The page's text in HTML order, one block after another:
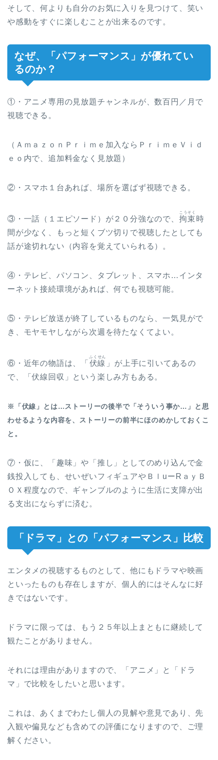
そして、何よりも自分のお気に入りを見つけて、笑い
や感動をすぐに楽しむことが出来るのです。
なぜ、「パフォーマンス」が優れてい
るのか？
①・アニメ専用の見放題チャンネルが、数百円／月で
視聴できる。
（ＡｍａｚｏｎＰｒｉｍｅ加入ならＰｒｉｍｅＶｉｄ
ｅｏ内で、追加料金なく見放題）
②・スマホ１台あれば、場所を選ばず視聴できる。
③・一話（１エピソード）が２０分強なので、 拘束
こうそく
時
間が少なく、もっと短くブツ切りで視聴したとしても
話が途切れない（内容を覚えていられる）。
④・テレビ、パソコン、タブレット、スマホ…インタ
ーネット接続環境があれば、何でも視聴可能。
⑤・テレビ放送が終了しているものなら、一気見がで
き、モヤモヤしながら次週を待たなくてよい。
⑥・近年の物語は、「 伏線
ふくせん
」が上手に引いてあるの
で、「伏線回収」という楽しみ方もある。
※「伏線」とは…ストーリーの後半で「そういう事か…」と思
わせるような内容を、ストーリーの前半にほのめかしておくこ
と。
⑦・仮に、「趣味」や「推し」としてのめり込んで金
銭投入しても、せいぜいフィギュアやＢｌuーRａｙＢ
ＯＸ程度なので、ギャンブルのように生活に支障が出
る支出にならずに済む。
「ドラマ」との「パフォーマンス」比較
エンタメの視聴するものとして、他にもドラマや映画
といったものも存在しますが、個人的にはそんなに好
きではないです。
ドラマに限っては、もう２５年以上まともに継続して
観たことがありません。
それには理由がありますので、「アニメ」と「ドラ
マ」で比較をしたいと思います。
これは、あくまでわたし個人の見解や意見であり、先
入観や偏見なども含めての評価になりますので、ご理
解ください。